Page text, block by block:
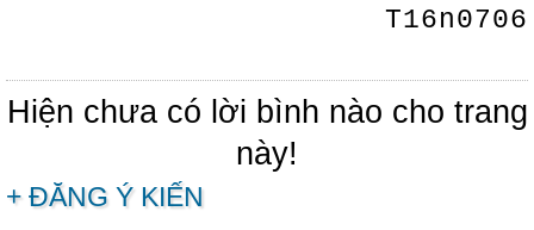
T16n0706
Hiện chưa có lời bình nào cho trang
này!
+ ĐĂNG Ý KIẾN